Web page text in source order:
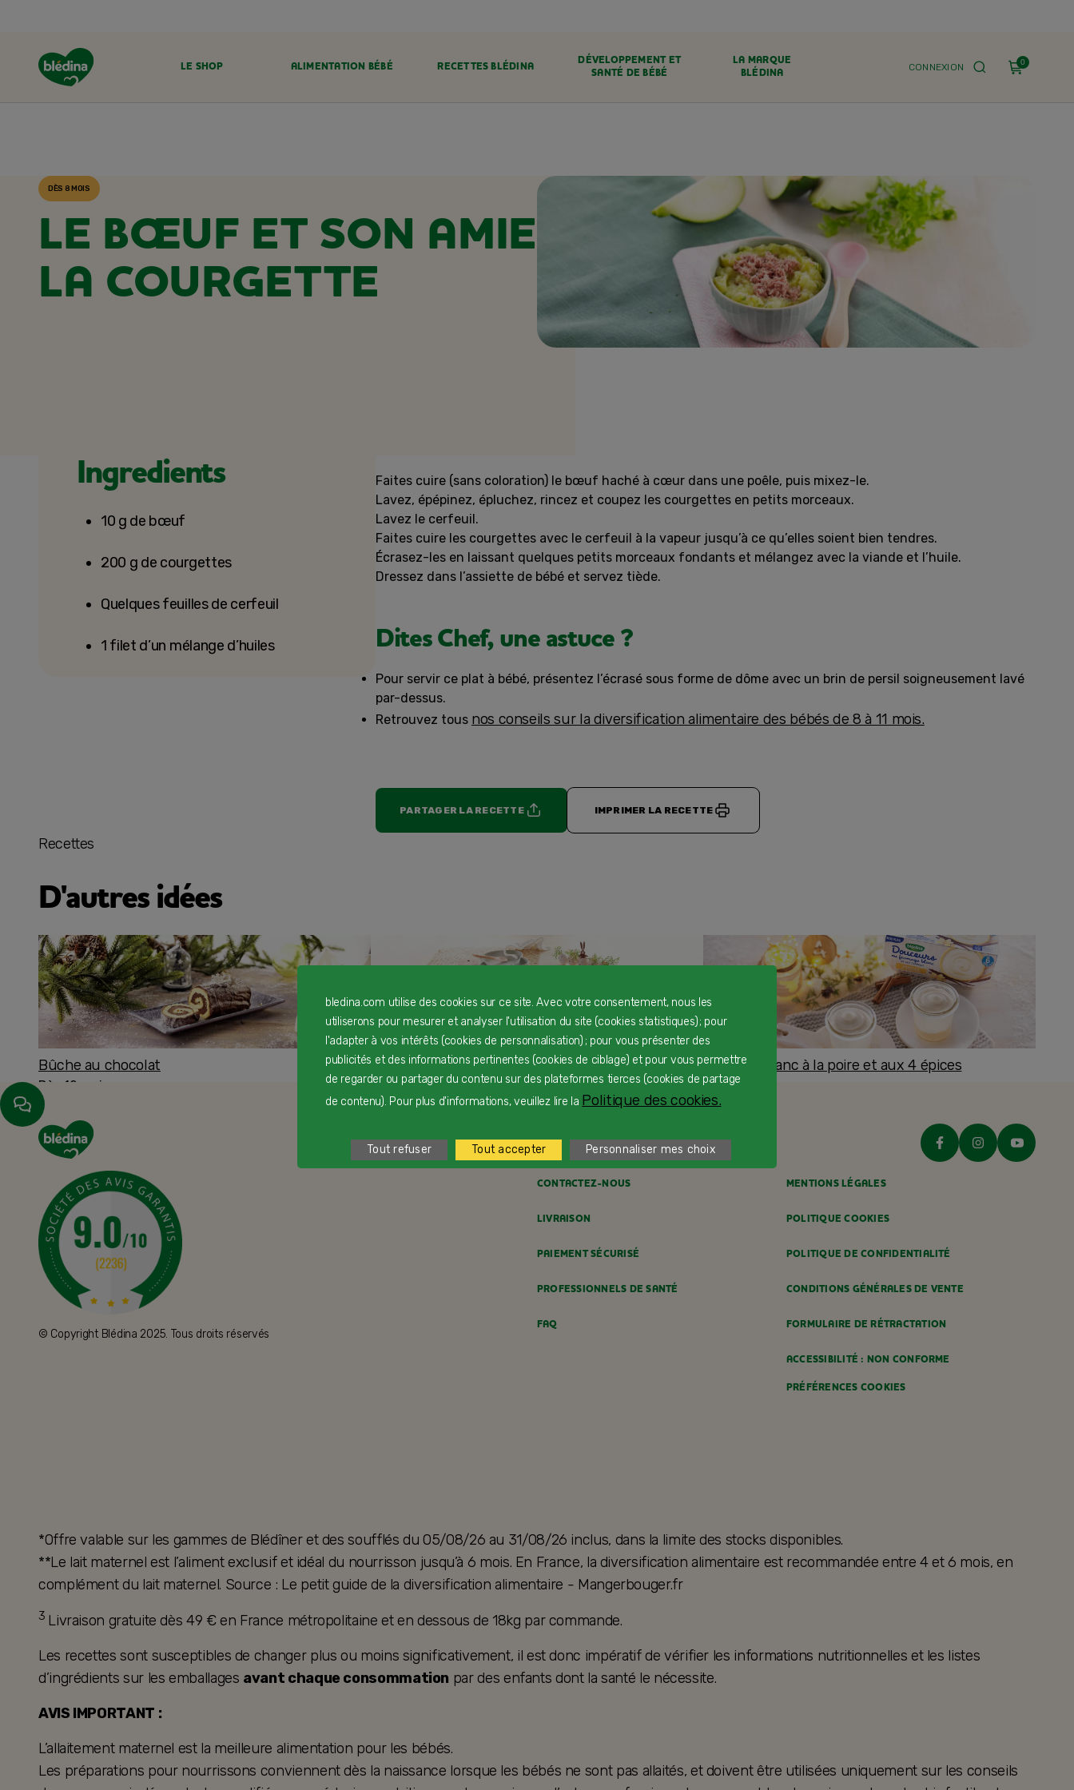
CONNEXION 0
LE SHOP ALIMENTATION BÉBÉ RECETTES BLÉDINA
DÉVELOPPEMENT ET
SANTÉ DE BÉBÉ
LA MARQUE
BLÉDINA
RECETTES BLÉDINA
DÈS 8 MOIS
LE BŒUF ET SON AMIE
LA COURGETTE
Ingredients
10 g de bœuf
200 g de courgettes
Quelques feuilles de cerfeuil
1 filet d’un mélange d’huiles
Faites cuire (sans coloration) le bœuf haché à cœur dans une poêle, puis mixez-le.
Lavez, épépinez, épluchez, rincez et coupez les courgettes en petits morceaux.
Lavez le cerfeuil.
Faites cuire les courgettes avec le cerfeuil à la vapeur jusqu’à ce qu’elles soient bien tendres.
Écrasez-les en laissant quelques petits morceaux fondants et mélangez avec la viande et l’huile.
Dressez dans l’assiette de bébé et servez tiède.
Dites Chef, une astuce ?
Pour servir ce plat à bébé, présentez l’écrasé sous forme de dôme avec un brin de persil soigneusement lavé
par-dessus.
Retrouvez tous nos conseils sur la diversification alimentaire des bébés de 8 à 11 mois.
PARTAGER LA RECETTE IMPRIMER LA RECETTE
Recettes
D'autres idées
Bûche au chocolat
Dès 12 mois
Charlotte de Pâques
Dès 24 mois
Fromage blanc à la poire et aux 4 épices
Dès 8 mois
© Copyright Blédina 2025. Tous droits réservés
CONTACTEZ-NOUS
LIVRAISON
PAIEMENT SÉCURISÉ
PROFESSIONNELS DE SANTÉ
FAQ
MENTIONS LÉGALES
POLITIQUE COOKIES
POLITIQUE DE CONFIDENTIALITÉ
CONDITIONS GÉNÉRALES DE VENTE
FORMULAIRE DE RÉTRACTATION
ACCESSIBILITÉ : NON CONFORME
PRÉFÉRENCES COOKIES
*Offre valable sur les gammes de Blédîner et des soufflés du 05/08/26 au 31/08/26 inclus, dans la limite des stocks disponibles.
**Le lait maternel est l’aliment exclusif et idéal du nourrisson jusqu’à 6 mois. En France, la diversification alimentaire est recommandée entre 4 et 6 mois, en
complément du lait maternel. Source : Le petit guide de la diversification alimentaire - Mangerbouger.fr
3 Livraison gratuite dès 49 € en France métropolitaine et en dessous de 18kg par commande.
Les recettes sont susceptibles de changer plus ou moins significativement, il est donc impératif de vérifier les informations nutritionnelles et les listes
d’ingrédients sur les emballages avant chaque consommation par des enfants dont la santé le nécessite.
AVIS IMPORTANT :
L’allaitement maternel est la meilleure alimentation pour les bébés.
Les préparations pour nourrissons conviennent dès la naissance lorsque les bébés ne sont pas allaités, et doivent être utilisées uniquement sur les conseils
bledina.com utilise des cookies sur ce site. Avec votre consentement, nous les
utiliserons pour mesurer et analyser l'utilisation du site (cookies statistiques) ; pour
l'adapter à vos intérêts (cookies de personnalisation) ; pour vous présenter des
publicités et des informations pertinentes (cookies de ciblage) et pour vous permettre
de regarder ou partager du contenu sur des plateformes tierces (cookies de partage
de contenu). Pour plus d'informations, veuillez lire la Politique des cookies.
Tout refuser Tout accepter Personnaliser mes choix